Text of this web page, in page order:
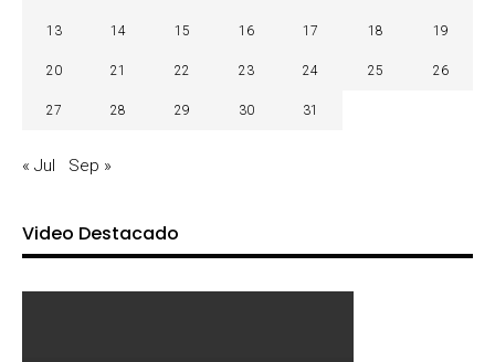
13 14 15 16 17 18 19
20 21 22 23 24 25 26
27 28 29 30 31
« Jul Sep »
Video Destacado